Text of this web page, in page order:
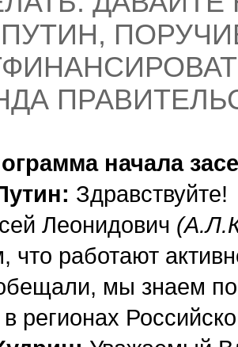
начала
Здравствуйте!
Леонидович
что работают
мы знаем
регионах